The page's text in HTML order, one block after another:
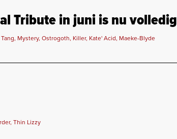
Tribute in juni is nu volledig
Mystery, Ostrogoth, Killer, Kate' Acid, Maeke-Blyde
Thin Lizzy